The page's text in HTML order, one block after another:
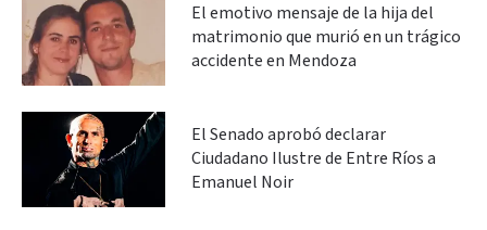
El emotivo mensaje de la hija del
matrimonio que murió en un trágico
accidente en Mendoza
El Senado aprobó declarar
Ciudadano Ilustre de Entre Ríos a
Emanuel Noir